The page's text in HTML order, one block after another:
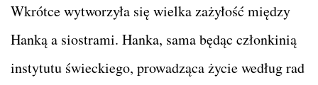
Wkrótce wytworzyła się wielka zażyłość między
Hanką a siostrami. Hanka, sama będąc członkinią
instytutu świeckiego, prowadząca życie według rad